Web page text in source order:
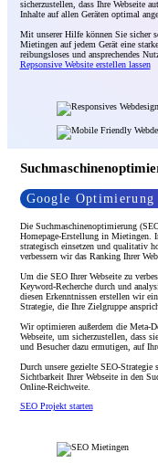
sicherzustellen, dass Ihre Webseite
Inhalte auf allen Geräten optimal
Mit unserer Hilfe können Sie sicher
Mietingen auf jedem Gerät eine
reibungsloses und ansprechendes
Repsonsive Website erstellen lassen
Google Optimierung
Die Suchmaschinenoptimierung
Homepage-Erstellung in Mietingen.
strategisch einsetzen und qualitativ
verbessern wir das Ranking Ihrer
Um die SEO Ihrer Webseite zu
Keyword-Recherche durch und
diesen Erkenntnissen erstellen wir
Strategie, die Ihre Zielgruppe
Wir optimieren außerdem die Meta-
Webseite, um sicherzustellen, dass
und Besucher dazu ermutigen, auf
Durch unsere gezielte SEO-Strategie
Sichtbarkeit Ihrer Webseite in den
Online-Reichweite.
SEO Projekt starten